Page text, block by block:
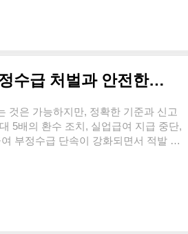
무서 방문 중 선택 가능하다.홈택스
법홈택스(www.hometax.go.kr) 접속 후
실업급여 수급 중 아르바이트, 가능할까? 부정수급 처벌과 안전한 신고 방법
것은 가능하지만, 정확한 기준과 신고
5배의 환수 조치, 실업급여 지급 중단,
부정수급 단속이 강화되면서 적발 건
법과 정확한 신고 절차를 알아보자.1.
라 달라진다. 이를 정확히 이해하고 규
시간 이하로 근무하면 취업으로 간주